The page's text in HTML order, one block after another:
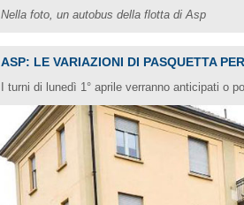
Nella foto, un autobus della flotta di Asp
ASP: LE VARIAZIONI DI PASQUETTA
I turni di lunedì 1° aprile verranno anticipati o